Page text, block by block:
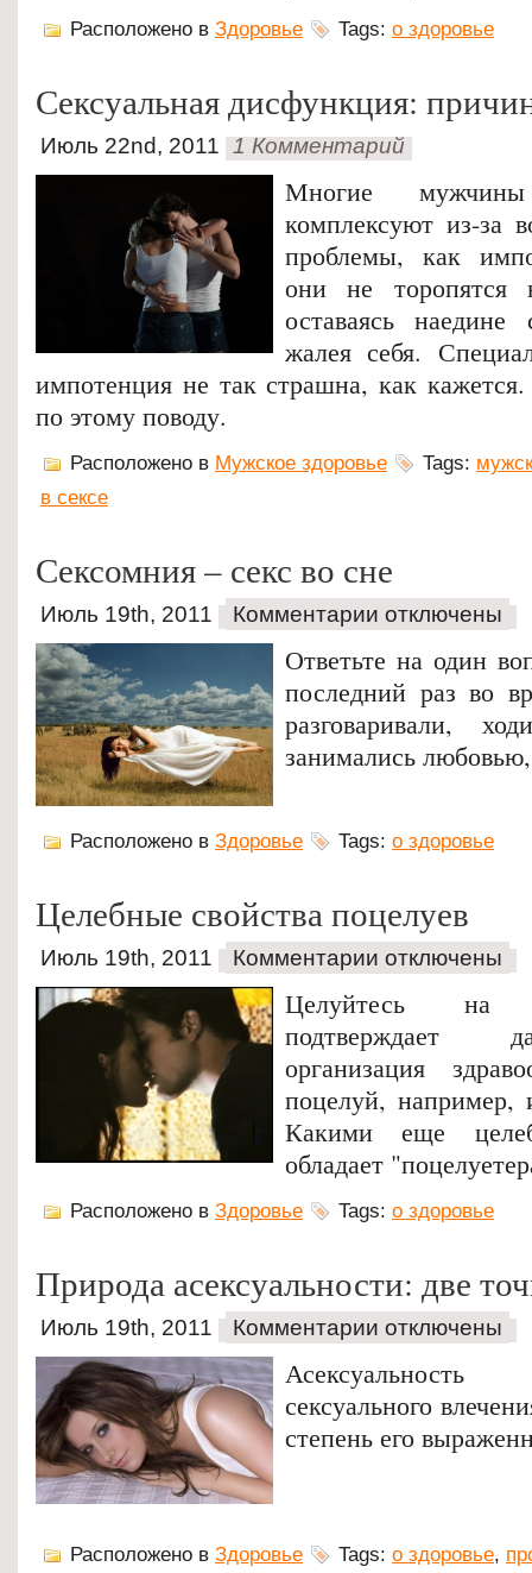
Расположено в Здоровье Tags: о здоровье
Сексуальная дисфункция:
Июль 22nd, 2011 1 Комментарий
Многие
комплексуют из-за
проблемы, как
они не торопятся
оставаясь
жалея себя.
импотенция не так страшна, как
по этому поводу.
Расположено в Мужское здоровье Tags:
в сексе
Сексомния – секс во сне
Июль 19th, 2011 Комментарии отключены
Ответьте на один
последний раз во
разговаривали,
занимались
Расположено в Здоровье Tags: о здоровье
Целебные свойства поцелуев
Июль 19th, 2011 Комментарии отключены
Целуйтесь на
подтверждает
организация
поцелуй, например,
Какими еще
обладает
Расположено в Здоровье Tags: о здоровье
Природа асексуальности: две
Июль 19th, 2011 Комментарии отключены
сексуального
степень его
Расположено в Здоровье Tags: о здоровье,